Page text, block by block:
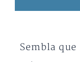
Sembla